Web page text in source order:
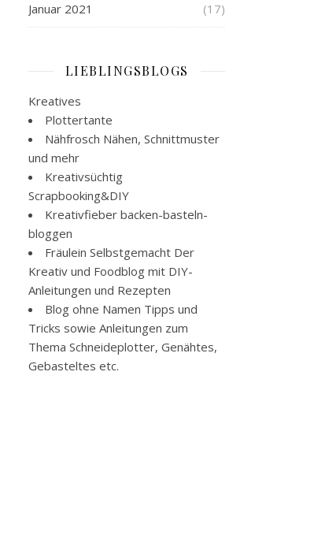
Januar 2021 (17)
LIEBLINGSBLOGS
Kreatives
Plottertante
Nähfrosch Nähen, Schnittmuster
und mehr
Kreativsüchtig
Scrapbooking&DIY
Kreativfieber backen-basteln-
bloggen
Fräulein Selbstgemacht Der
Kreativ und Foodblog mit DIY-
Anleitungen und Rezepten
Blog ohne Namen Tipps und
Tricks sowie Anleitungen zum
Thema Schneideplotter, Genähtes,
Gebasteltes etc.